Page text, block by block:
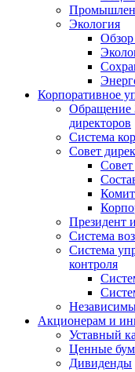
Экология
Обзор
Корпоративное
Обращение
директоров
Система
Совет
Совет
Президент
Система
Система
контроля
Акционерам и
Уставный
Ценные
Дивиденды